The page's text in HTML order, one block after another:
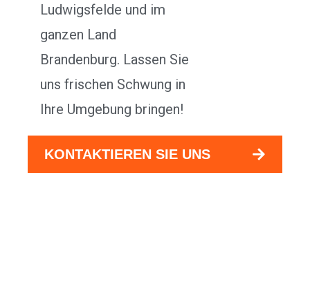
Ludwigsfelde und im
ganzen Land
Brandenburg. Lassen Sie
uns frischen Schwung in
Ihre Umgebung bringen!
KONTAKTIEREN SIE UNS